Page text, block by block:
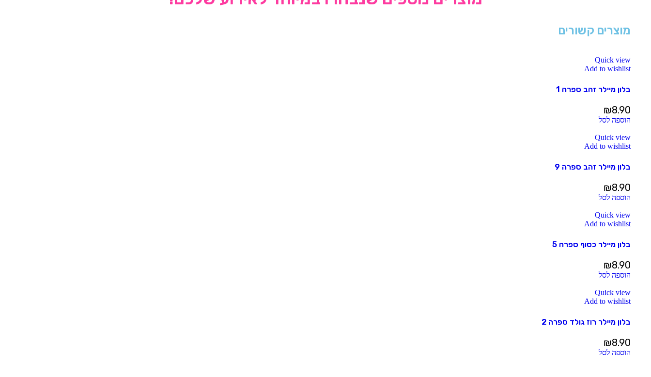
מוצרים קשורים
Quick view
Add to wishlist
בלון מיילר זהב ספרה 1
₪8.90
הוספה לסל
Quick view
Add to wishlist
בלון מיילר זהב ספרה 9
₪8.90
הוספה לסל
Quick view
Add to wishlist
בלון מיילר כסוף ספרה 5
₪8.90
הוספה לסל
Quick view
Add to wishlist
בלון מיילר רוז גולד ספרה 2
₪8.90
הוספה לסל